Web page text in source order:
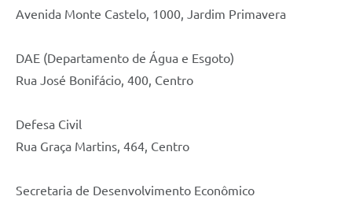
Avenida Monte Castelo, 1000, Jardim Primavera
DAE (Departamento de Água e Esgoto)
Rua José Bonifácio, 400, Centro
Defesa Civil
Rua Graça Martins, 464, Centro
Secretaria de Desenvolvimento Econômico